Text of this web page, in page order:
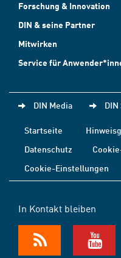
Forschung & Innovation
DIN & seine Partner
Mitwirken
Service für
DIN Media
Startseite
Datenschutz
Cookie-Einstellungen
In Kontakt bleiben